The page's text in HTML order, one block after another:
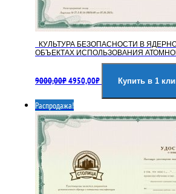
КУЛЬТУРА БЕЗОПАСНОСТИ В
ОБЪЕКТАХ ИСПОЛЬЗОВАНИЯ
9000,00₽цена
9000,00₽.
4950,00₽цена:
Купить в 1
Распродажа!